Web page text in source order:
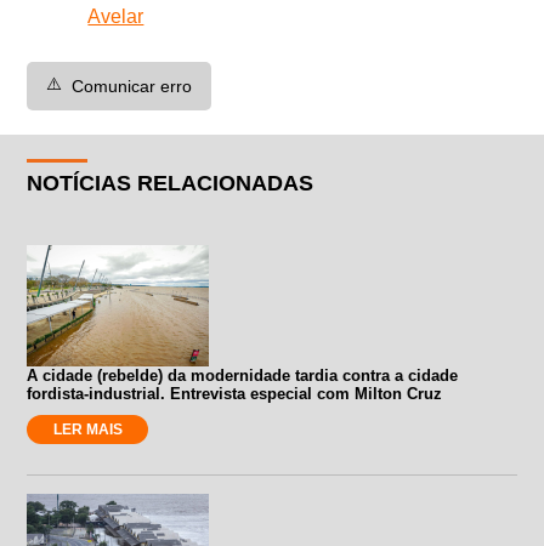
Avelar
⚠️ Comunicar erro
NOTÍCIAS RELACIONADAS
A cidade (rebelde) da modernidade tardia contra a cidade
fordista-industrial. Entrevista especial com Milton Cruz
LER MAIS